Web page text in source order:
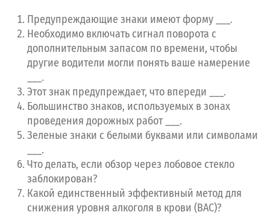
Начать заново
Номер вопроса
Сдайте тест DMV с первого раза
Пройдите бесплатный тест
ОткройтеPremiumдоступ
Изучите справочники для Вашего штата
Предупреждающие знаки имеют форму ___.
Необходимо включать сигнал поворота с
дополнительным запасом по времени, чтобы
другие водители могли понять ваше намерение
___.
Этот знак предупреждает, что впереди ___.
Большинство знаков, используемых в зонах
проведения дорожных работ ___.
Зеленые знаки с белыми буквами или символами
___.
Что делать, если обзор через лобовое стекло
заблокирован?
Какой единственный эффективный метод для
снижения уровня алкоголя в крови (BAC)?